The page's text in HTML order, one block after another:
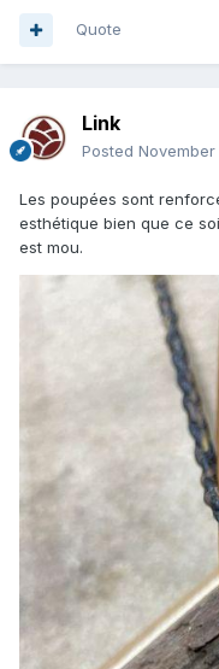
Quote
Link
Posted
Les poupées sont
esthétique bien que ce
est mou.